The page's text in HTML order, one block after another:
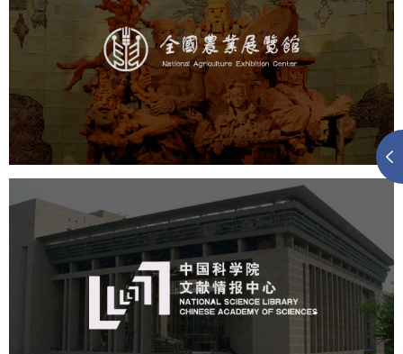
文化艺术 展馆网站建设
博物馆展厅设计
数字博物馆建设
展厅空间设计
企业展厅设计
公司展厅设计
北京展厅设计 产品展厅设计
中国科学院文献情报中心
网站建设
数字博物馆建设
展厅空间设计